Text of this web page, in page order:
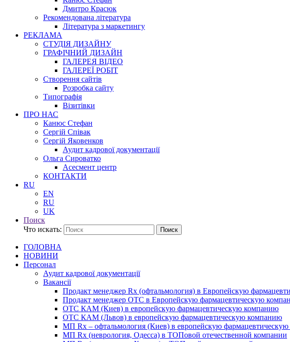
Дмитро Красюк
Рекомендована література
Література з маркетингу
РЕКЛАМА
СТУДІЯ ДИЗАЙНУ
ГРАФІЧНИЙ ДИЗАЙН
ГАЛЕРЕЯ ВІДЕО
ГАЛЕРЕЇ РОБІТ
Створення сайтів
Розробка сайту
Типографія
Візитівки
ПРО НАС
Канюс Стефан
Сергій Співак
Сергій Яковенков
Аудит кадрової документації
Ольга Сироватко
Асесмент центр
КОНТАКТИ
RU
EN
RU
UK
Поиск
Что искать:
Поиск
ГОЛОВНА
НОВИНИ
Персонал
Аудит кадрової документації
Вакансії
Продакт менеджер Rx (офтальмология) в Европейскую
Продакт менеджер ОТС в Европейскую фармацевтическую
ОТС КАМ (Киев) в европейскую фармацевтическую компанию
ОТС КАМ (Львов) в европейскую фармацевтическую компанию
МП Rx – офтальмология (Киев) в европейскую
МП Rx (неврология, Одесса) в ТОПовой отечественной компании